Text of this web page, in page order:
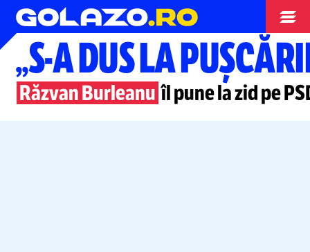
Nationala
„S-ADUS LA
Răzvan Burleanu îl pune la zid pe